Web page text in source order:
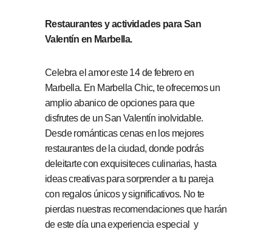
Restaurantes y actividades para San
Valentín en Marbella.
Celebra el amor este 14 de febrero en
Marbella. En Marbella Chic, te ofrecemos un
amplio abanico de opciones para que
disfrutes de un San Valentín inolvidable.
Desde románticas cenas en los mejores
restaurantes de la ciudad, donde podrás
deleitarte con exquisiteces culinarias, hasta
ideas creativas para sorprender a tu pareja
con regalos únicos y significativos. No te
pierdas nuestras recomendaciones que harán
de este día una experiencia especial y